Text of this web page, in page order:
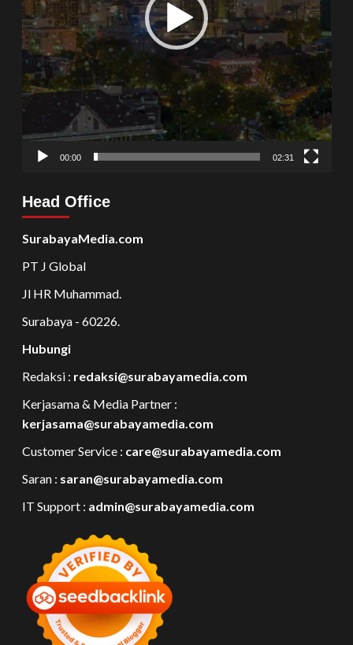
00:00 02:31
Head Office
SurabayaMedia.com
PT J Global
Jl HR Muhammad.
Surabaya - 60226.
Hubungi
Redaksi : redaksi@surabayamedia.com
Kerjasama & Media Partner :
kerjasama@surabayamedia.com
Customer Service : care@surabayamedia.com
Saran : saran@surabayamedia.com
IT Support : admin@surabayamedia.com